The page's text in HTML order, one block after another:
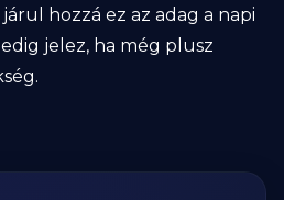
hozzá ez az adag a napi
jelez, ha még plusz